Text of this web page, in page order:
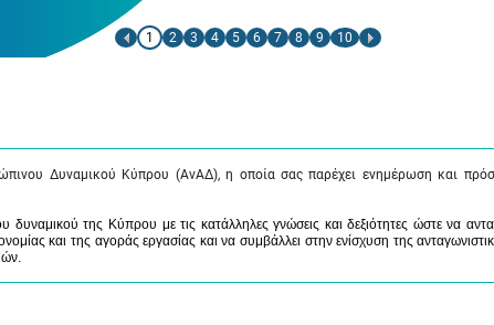
1 2 3 4 5 6 7 8 9 10
Δυναμικού Κύπρου (ΑνΑΔ), η οποία σας παρέχει ενημέρωση και
της Κύπρου με τις κατάλληλες γνώσεις και δεξιότητες ώστε να
και της αγοράς εργασίας και να συμβάλλει στην ενίσχυση της